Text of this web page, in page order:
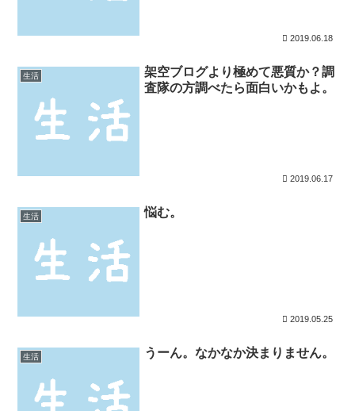
2019.06.18
生活
架空ブログより極めて悪質か？調
査隊の方調べたら面白いかもよ。
2019.06.17
生活 悩む。
2019.05.25
生活 うーん。なかなか決まりません。